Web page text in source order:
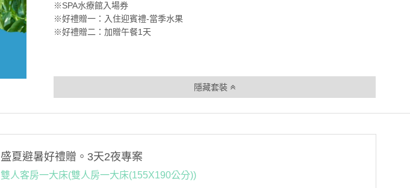
※SPA水療館入場券
※好禮贈一：入住迎賓禮-當季水果
※好禮贈二：加贈午餐1天
隱藏套裝
盛夏避暑好禮贈。3天2夜專案
雙人客房一大床(雙人房一大床(155X190公分))